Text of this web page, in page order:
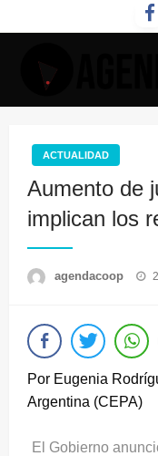
al
ACTUALIDAD
Aumento de
implican los
agendacoop
Por Eugenia
Argentina (CEPA)
El Gobierno